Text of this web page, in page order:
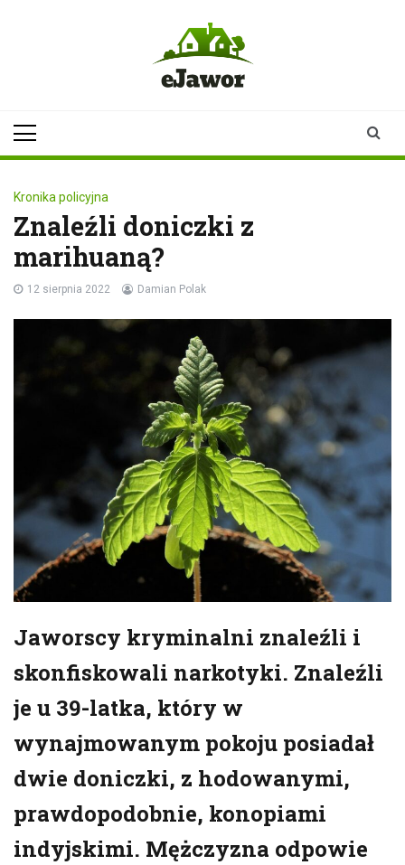
Kronika policyjna
Znaleźli doniczki z
marihuaną?
12 sierpnia 2022 Damian Polak
Jaworscy kryminalni znaleźli i
skonfiskowali narkotyki. Znaleźli
je u 39-latka, który w
wynajmowanym pokoju posiadał
dwie doniczki, z hodowanymi,
prawdopodobnie, konopiami
indyjskimi. Mężczyzna odpowie